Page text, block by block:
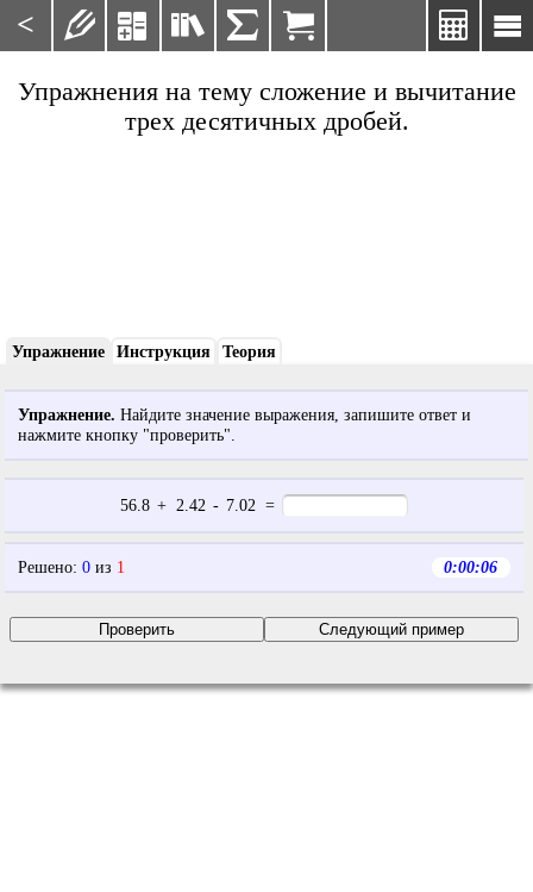
< 

    
Упражнения на тему сложение и вычитание
трех десятичных дробей.
Упражнение Инструкция Теория
Упражнение. Найдите значение выражения, запишите ответ и
нажмите кнопку "проверить".
56.8 + 2.42 - 7.02 =
Решено: 0из 1 0:00:06